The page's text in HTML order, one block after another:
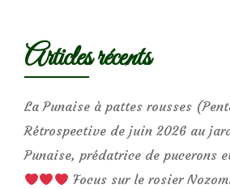
Articles récents
La Punaise à pattes rousses
Rétrospective de juin 2026 au
Punaise, prédatrice de pucerons
Focus sur le rosier